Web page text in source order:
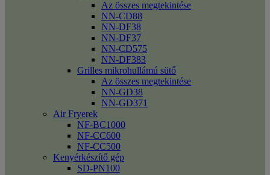
Az összes megtekintése
NN-CD88
NN-DF38
NN-DF37
NN-CD575
NN-DF383
Grilles mikrohullámú sütő
Az összes megtekintése
NN-GD38
NN-GD371
Air Fryerek
NF-BC1000
NF-CC600
NF-CC500
Kenyérkészítő gép
SD-PN100